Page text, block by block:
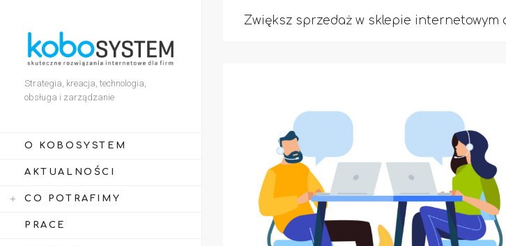
Strategia, kreacja, technologia,
obsługa i zarządzanie
O KOBOSYSTEM
AKTUALNOŚCI
CO POTRAFIMY
PRACE
Zwiększ sprzedaż w sklepie internetowym